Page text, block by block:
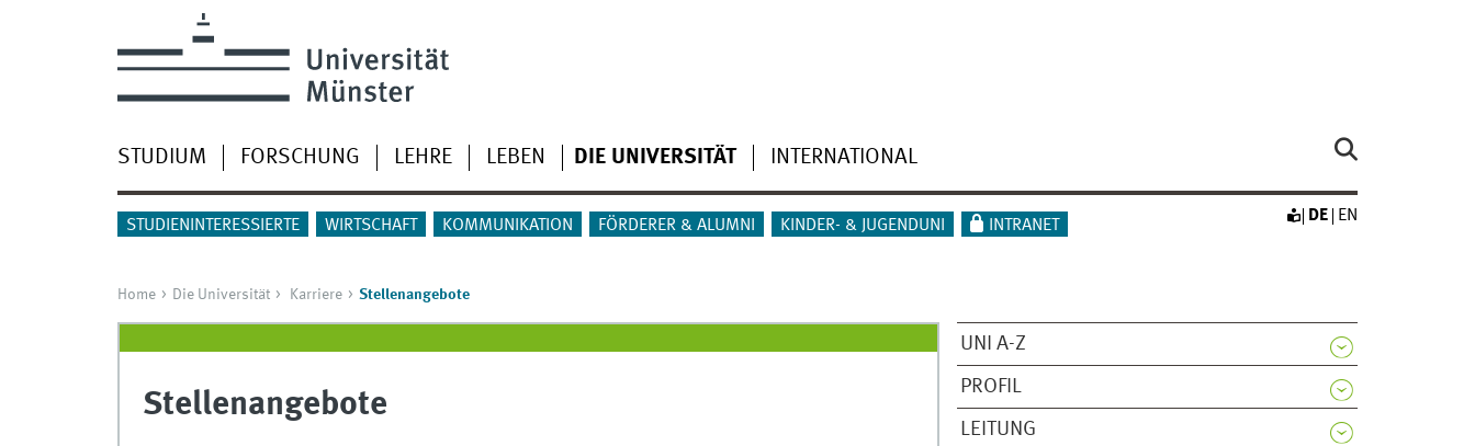
STUDIUM FORSCHUNG LEHRE LEBEN DIE UNIVERSITÄT INTERNATIONAL
STUDIENINTERESSIERTE WIRTSCHAFT KOMMUNIKATION FÖRDERER & ALUMNI KINDER- & JUGENDUNI INTRANET
DE EN
Home Die Universität Karriere Stellenangebote
UNI A-Z
PROFIL
LEITUNG
Stellenangebote